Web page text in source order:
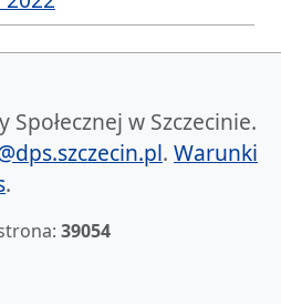
w Szczecinie.
. Warunki
.
39054